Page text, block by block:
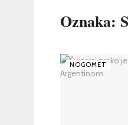
Oznaka:
NOGOMET